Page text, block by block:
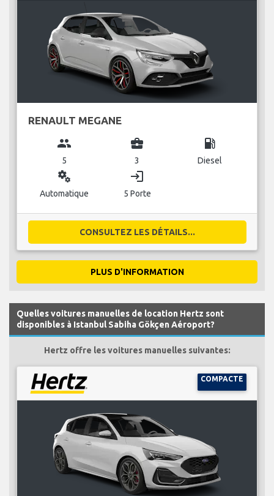
RENAULT MEGANE
group
5
business_center
3
local_gas_station
Diesel
miscellaneous_services
Automatique
login
5 Porte
CONSULTEZ LES DÉTAILS...
PLUS D'INFORMATION
Quelles voitures manuelles de location Hertz sont
disponibles à Istanbul Sabiha Gökçen Aéroport?
Hertz offre les voitures manuelles suivantes:
COMPACTE